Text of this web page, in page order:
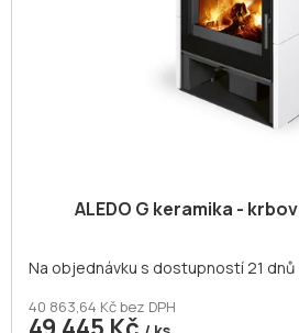
ALEDO G keramika -
Na objednávku s dostupností 21 dnů
40 863,64 Kč bez DPH